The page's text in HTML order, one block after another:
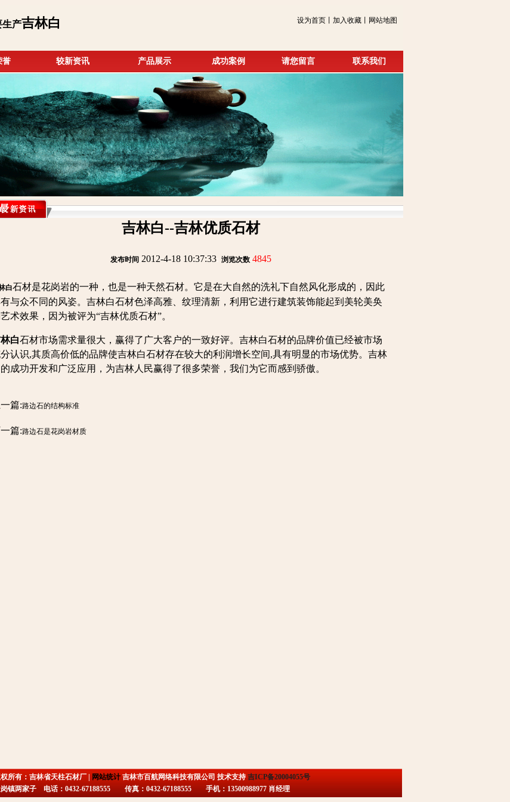
生产吉林白 设为首页丨加入收藏丨网站地图
誉 较新资讯 产品展示 成功案例 请您留言 联系我们
吉林白--吉林优质石材
发布时间 2012-4-18 10:37:33: 浏览次数: 4845
白石材是花岗岩的一种，也是一种天然石材。它是在大自然的洗礼下自然风化形成的，因此
与众不同的风姿。吉林白石材色泽高雅、纹理清新，利用它进行建筑装饰能起到美轮美奂
术效果，因为被评为“吉林优质石材”。
白石材市场需求量很大，赢得了广大客户的一致好评。吉林白石材的品牌价值已经被市场
认识,其质高价低的品牌使吉林白石材存在较大的利润增长空间,具有明显的市场优势。吉林
成功开发和广泛应用，为吉林人民赢得了很多荣誉，我们为它而感到骄傲。
一篇:路边石的结构标准
篇:路边石是花岗岩材质
所有：吉林省天柱石材厂 | 网站统计吉林市百航网络科技有限公司 技术支持吉ICP备20004055号
岗镇两家子 电话：0432-67188555 传真：0432-67188555 手机：13500988977 肖经理